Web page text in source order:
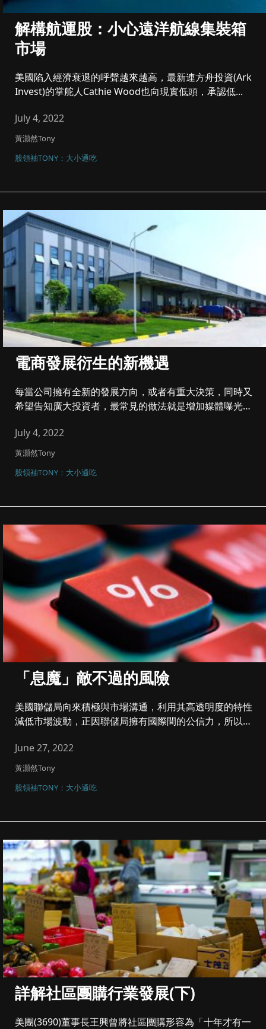
解構航運股：小心遠洋航線集裝箱
市場
美國陷入經濟衰退的呼聲越來越高，最新連方舟投資(Ark
Invest)的掌舵人Cathie Wood也向現實低頭，承認低...
July 4, 2022
黃灝然Tony
股領袖TONY：大小通吃
電商發展衍生的新機遇
每當公司擁有全新的發展方向，或者有重大決策，同時又
希望告知廣大投資者，最常見的做法就是增加媒體曝光以
July 4, 2022
黃灝然Tony
股領袖TONY：大小通吃
「息魔」敵不過的風險
美國聯儲局向來積極與市場溝通，利用其高透明度的特性
減低市場波動，正因聯儲局擁有國際間的公信力，所以美
June 27, 2022
黃灝然Tony
股領袖TONY：大小通吃
詳解社區團購行業發展(下)
美團(3690)董事長王興曾將社區團購形容為「十年才有一